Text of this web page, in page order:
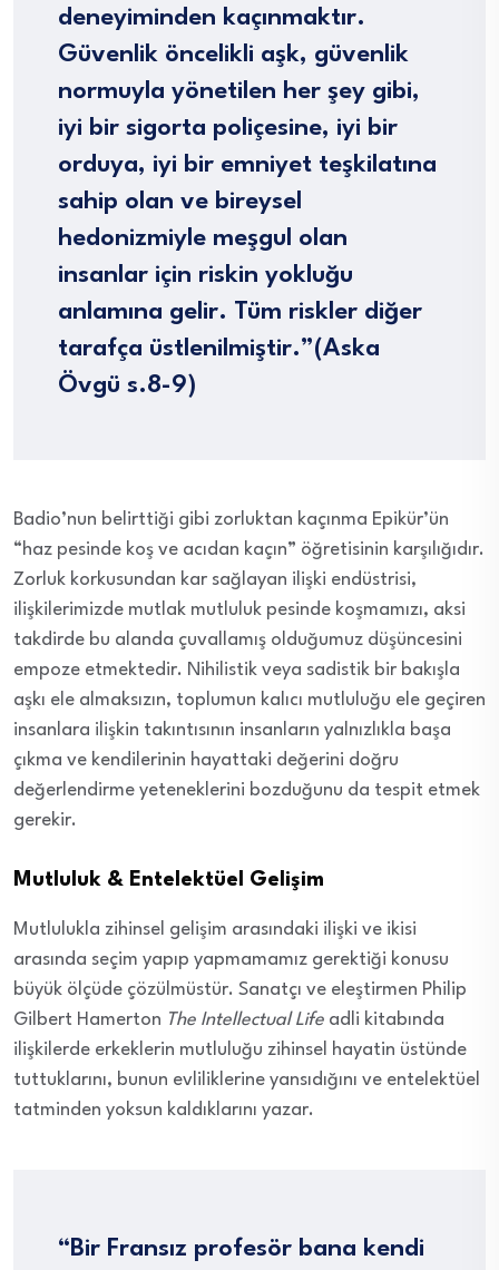
deneyiminden kaçınmaktır.
Güvenlik öncelikli aşk, güvenlik
normuyla yönetilen her şey gibi,
iyi bir sigorta poliçesine, iyi bir
orduya, iyi bir emniyet teşkilatına
sahip olan ve bireysel
hedonizmiyle meşgul olan
insanlar için riskin yokluğu
anlamına gelir. Tüm riskler diğer
tarafça üstlenilmiştir.”(Aska
Övgü s.8-9)
Badio’nun belirttiği gibi zorluktan kaçınma Epikür’ün
“haz pesinde koş ve acıdan kaçın” öğretisinin karşılığıdır.
Zorluk korkusundan kar sağlayan ilişki endüstrisi,
ilişkilerimizde mutlak mutluluk pesinde koşmamızı, aksi
takdirde bu alanda çuvallamış olduğumuz düşüncesini
empoze etmektedir. Nihilistik veya sadistik bir bakışla
aşkı ele almaksızın, toplumun kalıcı mutluluğu ele geçiren
insanlara ilişkin takıntısının insanların yalnızlıkla başa
çıkma ve kendilerinin hayattaki değerini doğru
değerlendirme yeteneklerini bozduğunu da tespit etmek
gerekir.
Mutluluk & Entelektüel Gelişim
Mutlulukla zihinsel gelişim arasındaki ilişki ve ikisi
arasında seçim yapıp yapmamamız gerektiği konusu
büyük ölçüde çözülmüstür. Sanatçı ve eleştirmen Philip
Gilbert Hamerton The Intellectual Life adli kitabında
ilişkilerde erkeklerin mutluluğu zihinsel hayatin üstünde
tuttuklarını, bunun evliliklerine yansıdığını ve entelektüel
tatminden yoksun kaldıklarını yazar.
“Bir Fransız profesör bana kendi